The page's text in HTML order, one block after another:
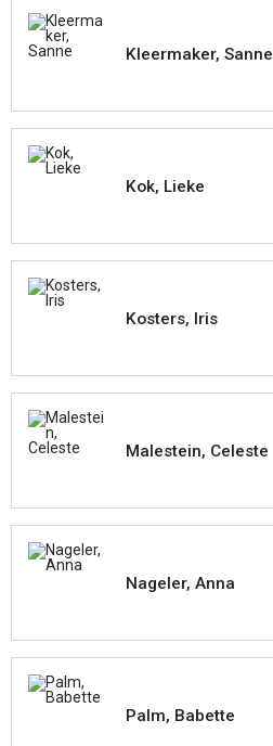
Kleermaker, Sanne
Kok, Lieke
Kosters, Iris
Malestein, Celeste
Nageler, Anna
Palm, Babette